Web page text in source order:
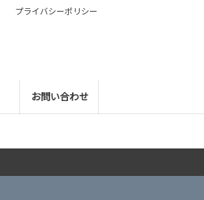
お問い合わせ
プライバシーポリシー